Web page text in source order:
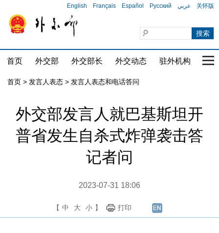
English Français Español Русский عربي 关怀版
首页 外交部 外交部长 外交动态 驻外机构 国
首页 > 发言人表态 > 发言人表态和电话答问
外交部发言人就巴基斯坦开
普省发生自杀式炸弹袭击答
记者问
2023-07-31 18:06
【 中 大 小 】 打印